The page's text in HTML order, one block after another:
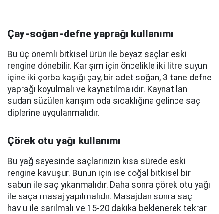
Çay-soğan-defne yaprağı kullanımı
Bu üç önemli bitkisel ürün ile beyaz saçlar eski
rengine dönebilir. Karışım için öncelikle iki litre suyun
içine iki çorba kaşığı çay, bir adet soğan, 3 tane defne
yaprağı koyulmalı ve kaynatılmalıdır. Kaynatılan
sudan süzülen karışım oda sıcaklığına gelince saç
diplerine uygulanmalıdır.
Çörek otu yağı kullanımı
Bu yağ sayesinde saçlarınızın kısa sürede eski
rengine kavuşur. Bunun için ise doğal bitkisel bir
sabun ile saç yıkanmalıdır. Daha sonra çörek otu yağı
ile saça masaj yapılmalıdır. Masajdan sonra saç
havlu ile sarılmalı ve 15-20 dakika beklenerek tekrar